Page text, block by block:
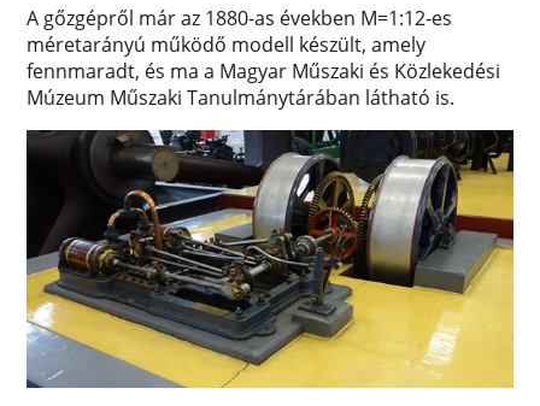
A gőzgépről már az 1880-as években M=1:12-es
méretarányú működő modell készült, amely
fennmaradt, és ma a Magyar Műszaki és Közlekedési
Múzeum Műszaki Tanulmánytárában látható is.